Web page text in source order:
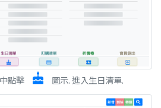
點擊 cake 圖示. 進入生日清單.